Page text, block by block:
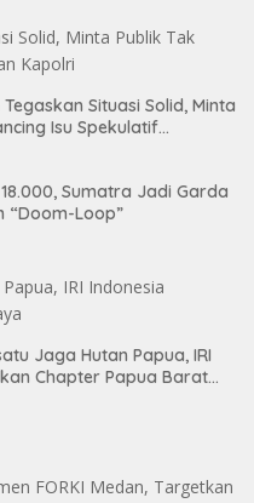
Situasi Solid, Minta
Isu Spekulatif
Sumatra Jadi Garda
“Doom-Loop”
Jaga Hutan Papua, IRI
Chapter Papua Barat